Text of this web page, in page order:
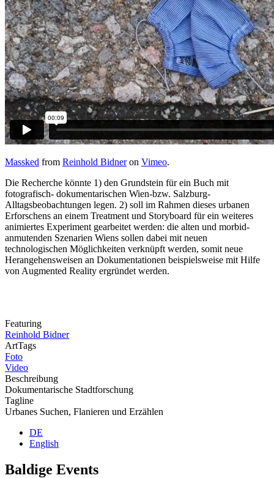
Massked from Reinhold Bidneron Vimeo.
Die Recherche könnte 1) den Grundstein für ein Buch mit
fotografisch- dokumentarischen Wien-bzw. Salzburg-
Alltagsbeobachtungen legen. 2) soll im Rahmen dieses urbanen
Erforschens an einem Treatment und Storyboard für ein weiteres
animiertes Experiment gearbeitet werden: die alten und morbid-
anmutenden Szenarien Wiens sollen dabei mit neuen
technologischen Möglichkeiten verknüpft werden, somit neue
Herangehensweisen an Dokumentationen beispielsweise mit Hilfe
von Augmented Reality ergründet werden.
Featuring
Reinhold Bidner
ArtTags
Foto
Video
Beschreibung
Dokumentarische Stadtforschung
Tagline
Urbanes Suchen, Flanieren und Erzählen
DE
English
Baldige Events